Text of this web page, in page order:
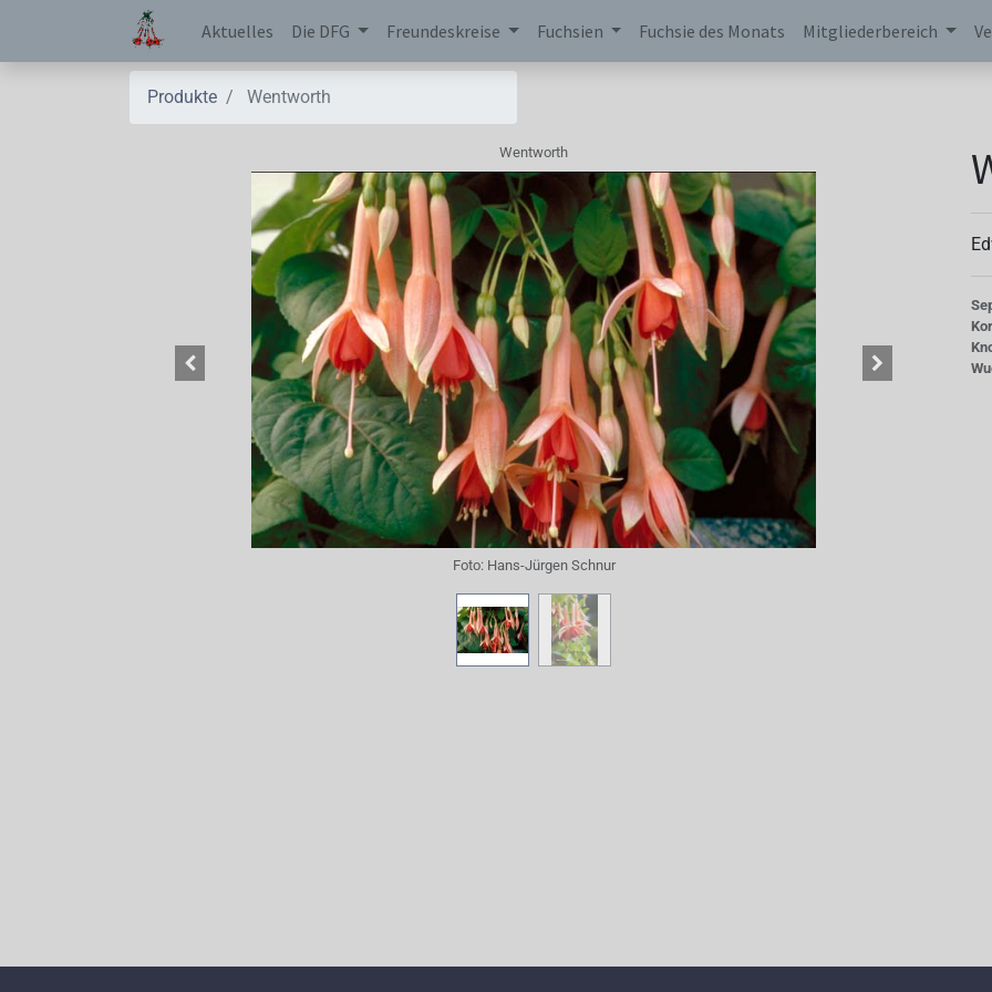
Aktuelles Die DFG Freundeskreise Fuchsien Fuchsie des Monats Mitgliederbereich
Produkte Wentworth
Wentworth
Foto: Hans-Jürgen Schnur